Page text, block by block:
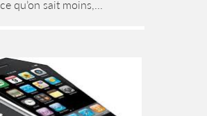
ce qu’on sait moins,...